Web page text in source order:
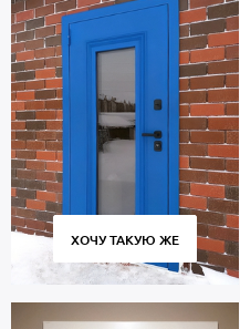
ХОЧУ ТАКУЮ ЖЕ